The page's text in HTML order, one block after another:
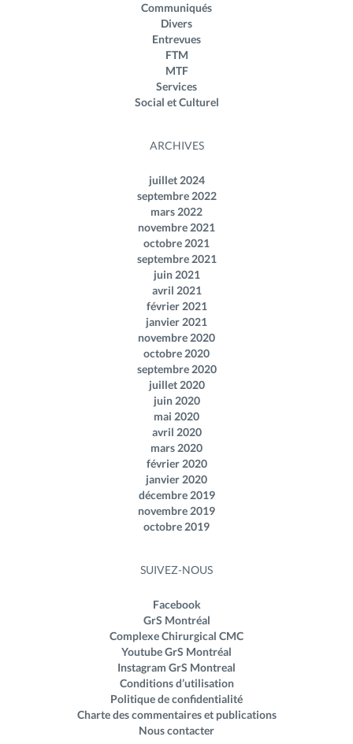
Communiqués
Divers
Entrevues
FTM
MTF
Services
Social et Culturel
ARCHIVES
juillet 2024
septembre 2022
mars 2022
novembre 2021
octobre 2021
septembre 2021
juin 2021
avril 2021
février 2021
janvier 2021
novembre 2020
octobre 2020
septembre 2020
juillet 2020
juin 2020
mai 2020
avril 2020
mars 2020
février 2020
janvier 2020
décembre 2019
novembre 2019
octobre 2019
SUIVEZ-NOUS
Facebook
GrS Montréal
Complexe Chirurgical CMC
Youtube GrS Montréal
Instagram GrS Montreal
Conditions d’utilisation
Politique de confidentialité
Charte des commentaires et publications
Nous contacter